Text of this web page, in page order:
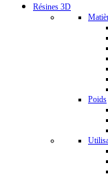
Résines 3D
Poids